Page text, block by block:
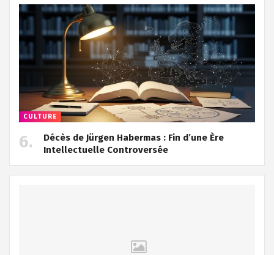
CULTURE
Décès de Jürgen Habermas : Fin d’une Ère
Intellectuelle Controversée